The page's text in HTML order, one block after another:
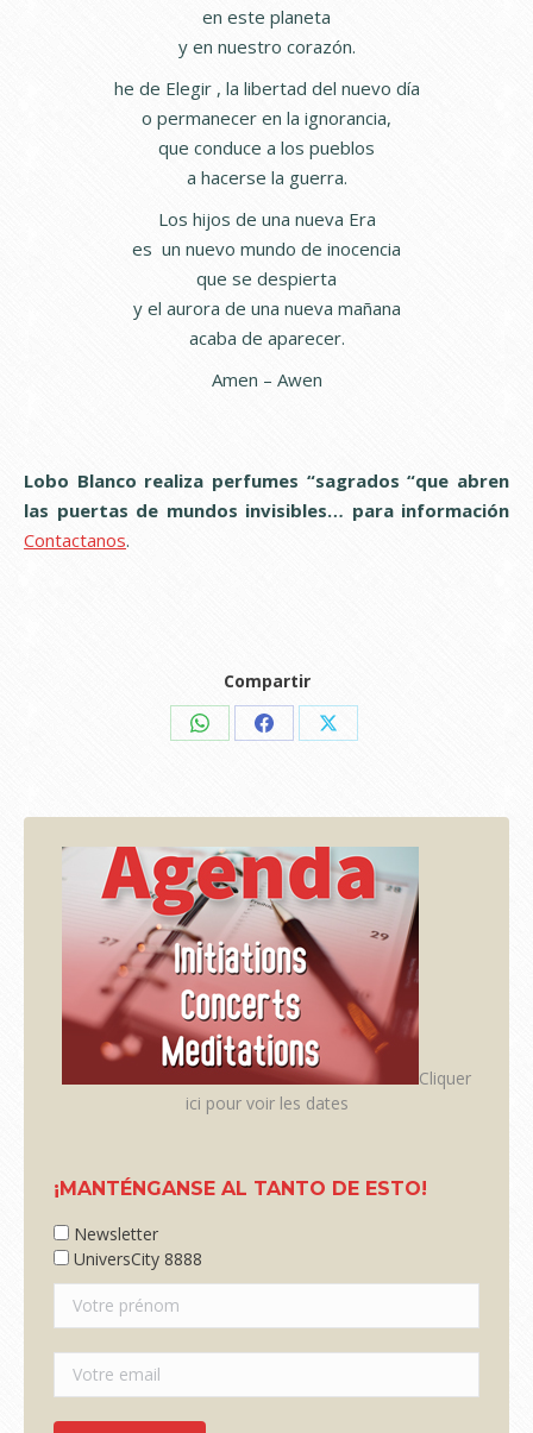
en este planeta
y en nuestro corazón.
he de Elegir , la libertad del nuevo día
o permanecer en la ignorancia,
que conduce a los pueblos
a hacerse la guerra.
Los hijos de una nueva Era
es un nuevo mundo de inocencia
que se despierta
y el aurora de una nueva mañana
acaba de aparecer.
Amen – Awen
Lobo Blanco realiza perfumes “sagrados “que abren
las puertas de mundos invisibles… para información
Contactanos.
Compartir
Share Share Share
Cliquer
ici pour voir les dates
¡MANTÉNGANSE AL TANTO DE ESTO!
Newsletter
UniversCity 8888